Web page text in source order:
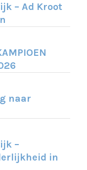
– Ad Kroot
naar
–
in